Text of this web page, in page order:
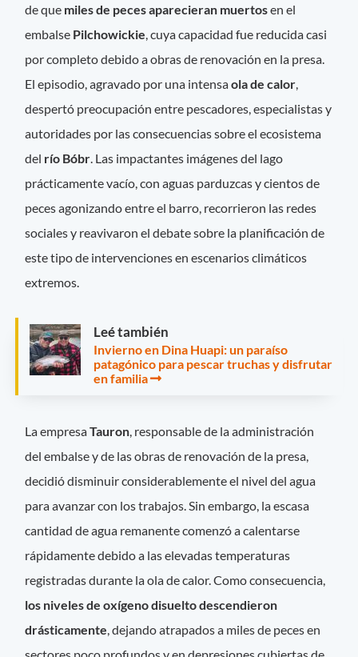
de que miles de peces aparecieran muertosen el
embalse Pilchowickie , cuya capacidad fue reducida casi
por completo debido a obras de renovación en la presa.
El episodio, agravado por una intensaola de calor
despertó preocupación entre pescadores, especialistas y
autoridades por las consecuencias sobre el ecosistema
del río Bóbr . Las impactantes imágenes del lago
prácticamente vacío, con aguas parduzcas y cientos de
peces agonizando entre el barro, recorrieron las redes
sociales y reavivaron el debate sobre la planificación de
este tipo de intervenciones en escenarios climáticos
extremos.
Leé también
Invierno en Dina Huapi: un paraíso
patagónico para pescar truchas y disfrutar
en familia
La empresaTauron, responsable de la administración
del embalse y de las obras de renovación de la presa,
decidió disminuir considerablemente el nivel del agua
para avanzar con los trabajos. Sin embargo, la escasa
cantidad de agua remanente comenzó a calentarse
rápidamente debido a las elevadas temperaturas
registradas durante la ola de calor. Como consecuencia,
los niveles de oxígeno disuelto descendieron
drásticamente, dejando atrapados a miles de peces en